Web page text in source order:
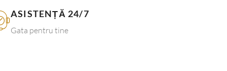
ASISTENȚĂ 24/7
Gata pentru tine